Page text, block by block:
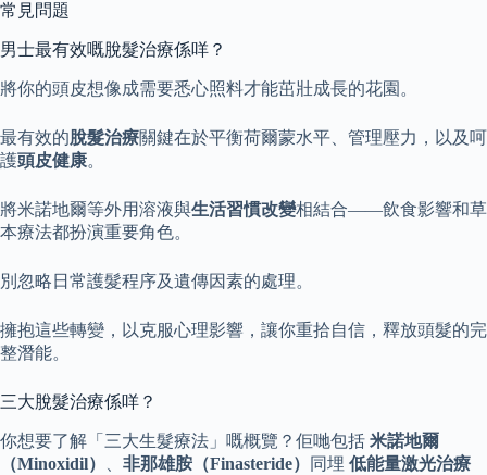
常見問題
男士最有效嘅脫髮治療係咩？
將你的頭皮想像成需要悉心照料才能茁壯成長的花園。
最有效的脫髮治療關鍵在於平衡荷爾蒙水平、管理壓力，以及呵
護頭皮健康。
將米諾地爾等外用溶液與生活習慣改變相結合——飲食影響和草
本療法都扮演重要角色。
別忽略日常護髮程序及遺傳因素的處理。
擁抱這些轉變，以克服心理影響，讓你重拾自信，釋放頭髮的完
整潛能。
三大脫髮治療係咩？
你想要了解「三大生髮療法」嘅概覽？佢哋包括 米諾地爾
（Minoxidil）
非那雄胺（Finasteride） 同埋 低能量激光治療